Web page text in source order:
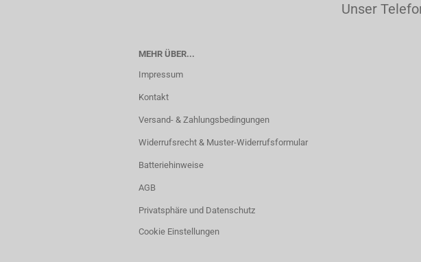
Unser
MEHR ÜBER...
Impressum
Kontakt
Versand- & Zahlungsbedingungen
Widerrufsrecht & Muster-Widerrufsformular
Batteriehinweise
AGB
Privatsphäre und Datenschutz
Cookie Einstellungen